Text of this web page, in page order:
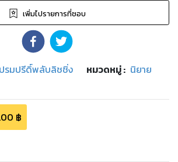
เพิ่มไปรายการที่ชอบ
ปรมปรีดิ์พลับลิชชิ่ง หมวดหมู่: นิยาย
฿